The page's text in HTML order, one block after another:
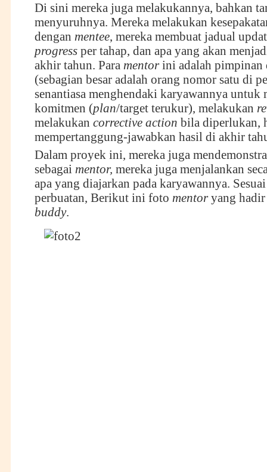
Di sini mereka juga melakukannya, bahkan
menyuruhnya. Mereka melakukan
dengan mentee, mereka membuat jadual
progressper tahap, dan apa yang akan
akhir tahun. Para mentorini adalah pimpinan
(sebagian besar adalah orang nomor satu di
senantiasa menghendaki karyawannya untuk
komitmen (plan/target terukur), melakukan
melakukan corrective action bila diperlukan,
mempertanggung-jawabkan hasil di akhir
Dalam proyek ini, mereka juga
sebagai mentor, mereka juga menjalankan
apa yang diajarkan pada karyawannya.
perbuatan, Berikut ini foto mentoryang hadir
buddy.